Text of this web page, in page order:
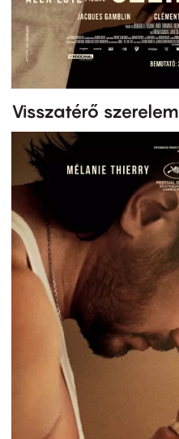
Visszatérő szerelem